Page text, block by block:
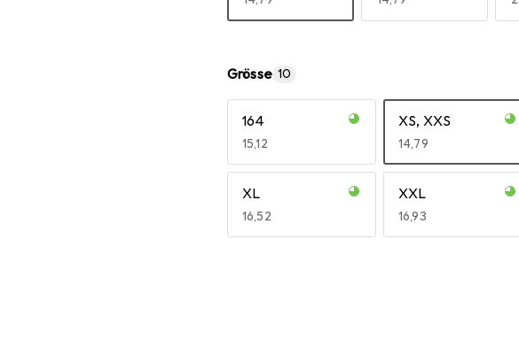
Grösse 10
164
EUR
15,12
XS, XXS
EUR
14,79
XL
EUR
16,52
XXL
EUR
16,93